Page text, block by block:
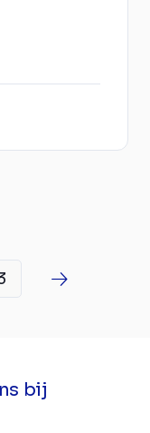
bij